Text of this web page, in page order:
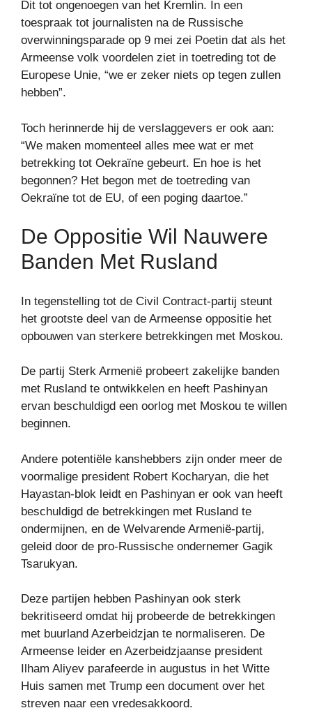
Dit tot ongenoegen van het Kremlin. In een
toespraak tot journalisten na de Russische
overwinningsparade op 9 mei zei Poetin dat als het
Armeense volk voordelen ziet in toetreding tot de
Europese Unie, “we er zeker niets op tegen zullen
hebben”.
Toch herinnerde hij de verslaggevers er ook aan:
“We maken momenteel alles mee wat er met
betrekking tot Oekraïne gebeurt. En hoe is het
begonnen? Het begon met de toetreding van
Oekraïne tot de EU, of een poging daartoe.”
De Oppositie Wil Nauwere
Banden Met Rusland
In tegenstelling tot de Civil Contract-partij steunt
het grootste deel van de Armeense oppositie het
opbouwen van sterkere betrekkingen met Moskou.
De partij Sterk Armenië probeert zakelijke banden
met Rusland te ontwikkelen en heeft Pashinyan
ervan beschuldigd een oorlog met Moskou te willen
beginnen.
Andere potentiële kanshebbers zijn onder meer de
voormalige president Robert Kocharyan, die het
Hayastan-blok leidt en Pashinyan er ook van heeft
beschuldigd de betrekkingen met Rusland te
ondermijnen, en de Welvarende Armenië-partij,
geleid door de pro-Russische ondernemer Gagik
Tsarukyan.
Deze partijen hebben Pashinyan ook sterk
bekritiseerd omdat hij probeerde de betrekkingen
met buurland Azerbeidzjan te normaliseren. De
Armeense leider en Azerbeidzjaanse president
Ilham Aliyev parafeerde in augustus in het Witte
Huis samen met Trump een document over het
streven naar een vredesakkoord.